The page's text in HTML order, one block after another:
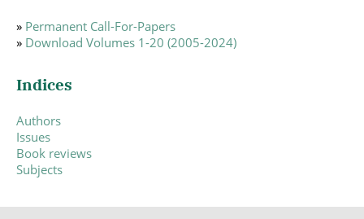
» Permanent Call-For-Papers
» Download Volumes 1-20 (2005-2024)
Indices
Authors
Issues
Book reviews
Subjects